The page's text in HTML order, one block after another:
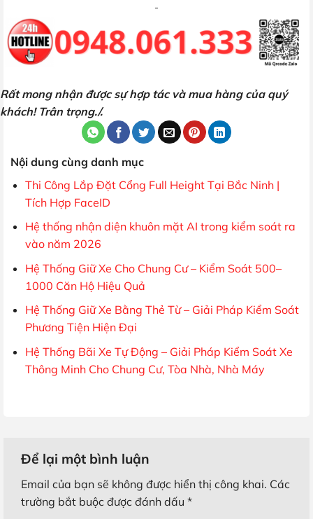
Rất mong nhận được sự hợp tác và mua hàng của quý
khách! Trân trọng./.
Nội dung cùng danh mục
Thi Công Lắp Đặt Cổng Full Height Tại Bắc Ninh |
Tích Hợp FaceID
Hệ thống nhận diện khuôn mặt AI trong kiểm soát ra
vào năm 2026
Hệ Thống Giữ Xe Cho Chung Cư – Kiểm Soát 500–
1000 Căn Hộ Hiệu Quả
Hệ Thống Giữ Xe Bằng Thẻ Từ – Giải Pháp Kiểm Soát
Phương Tiện Hiện Đại
Hệ Thống Bãi Xe Tự Động – Giải Pháp Kiểm Soát Xe
Thông Minh Cho Chung Cư, Tòa Nhà, Nhà Máy
Để lại một bình luận
Email của bạn sẽ không được hiển thị công khai. Các
trường bắt buộc được đánh dấu *